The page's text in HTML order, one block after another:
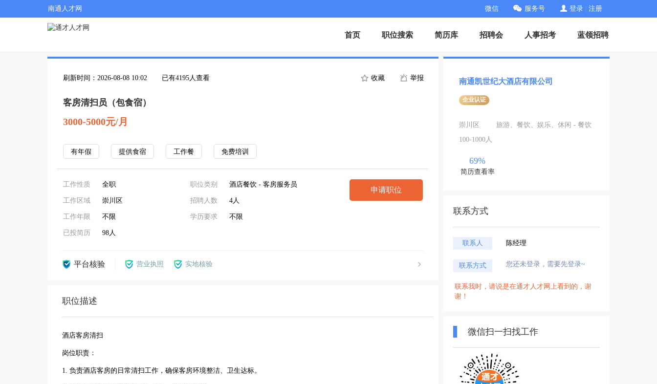
南通人才网 微信 服务号 登录 注册
首页 职位搜索 简历库 招聘会 人事招考 蓝领招聘
刷新时间：2026-08-08 10:02 已有4195人查看 收藏 举报
客房清扫员（包食宿）
3000-5000元/月
有年假 提供食宿 工作餐 免费培训
工作性质 全职
工作区域 崇川区
工作年限 不限
已投简历 98人
职位类别 酒店餐饮 - 客房服务员
招聘人数 4人
学历要求 不限
申请职位
平台核验 营业执照 实地核验
职位描述
酒店客房清扫
岗位职责：
1. 负责酒店客房的日常清扫工作，确保客房环境整洁、卫生达标。
南通凯世纪大酒店有限公司
企业认证
崇川区
旅游、餐饮、娱乐、休闲 - 餐饮
100-1000人
69%
简历查看率
联系方式
联系人 陈经理
联系方式 您还未登录，需要先登录~
联系我时，请说是在通才人才网上看到的，谢
谢！
微信扫一扫找工作